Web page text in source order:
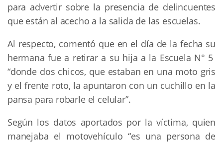
para advertir sobre la presencia de delincuentes
que están al acecho a la salida de las escuelas.
Al respecto, comentó que en el día de la fecha su
hermana fue a retirar a su hija a la Escuela N° 5
“donde dos chicos, que estaban en una moto gris
y el frente roto, la apuntaron con un cuchillo en la
pansa para robarle el celular”.
Según los datos aportados por la víctima, quien
manejaba el motovehículo “es una persona de